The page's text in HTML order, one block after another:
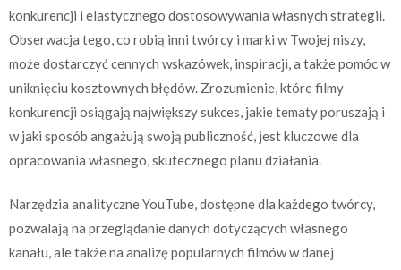
konkurencji i elastycznego dostosowywania własnych strategii.
Obserwacja tego, co robią inni twórcy i marki w Twojej niszy,
może dostarczyć cennych wskazówek, inspiracji, a także pomóc w
uniknięciu kosztownych błędów. Zrozumienie, które filmy
konkurencji osiągają największy sukces, jakie tematy poruszają i
w jaki sposób angażują swoją publiczność, jest kluczowe dla
opracowania własnego, skutecznego planu działania.
Narzędzia analityczne YouTube, dostępne dla każdego twórcy,
pozwalają na przeglądanie danych dotyczących własnego
kanału, ale także na analizę popularnych filmów w danej